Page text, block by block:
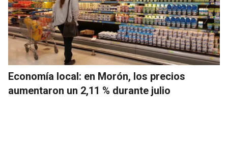
Economía local: en Morón, los precios
aumentaron un 2,11 % durante julio